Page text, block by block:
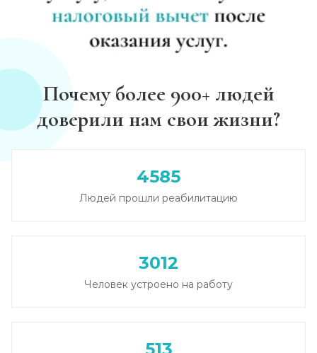
Почему более 900+ людей
доверили нам свои жизни?
4585
Людей прошли реабилитацию
3012
Человек устроено на работу